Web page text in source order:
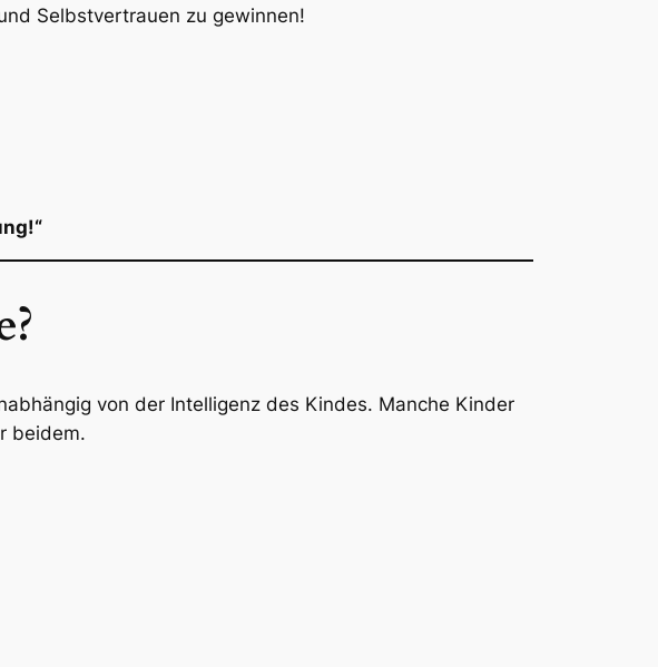
Selbstvertrauen zu gewinnen!
von der Intelligenz des Kindes. Manche Kinder
beidem.